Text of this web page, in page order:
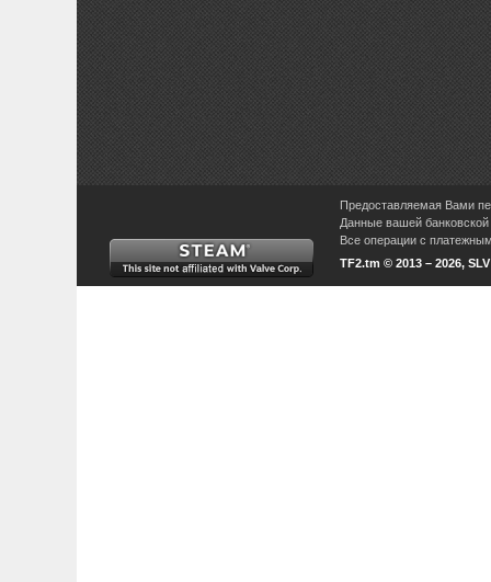
Предоставляемая Вами
Данные вашей
Все операции с
TF2.tm © 2013 – 2026,